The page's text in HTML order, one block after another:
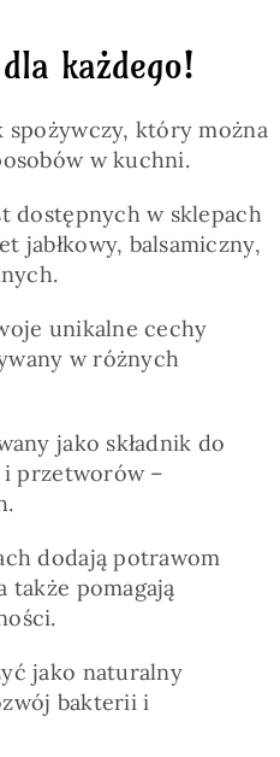
Napoje
Pieczywo
Posiłki
Zdrowo i fit
SKLEP
Polski
każdego!
spożywczy, który można
w kuchni.
dostępnych w sklepach
jabłkowy, balsamiczny,
unikalne cechy
w różnych
jako składnik do
i przetworów –
dodają potrawom
także pomagają
jako naturalny
bakterii i